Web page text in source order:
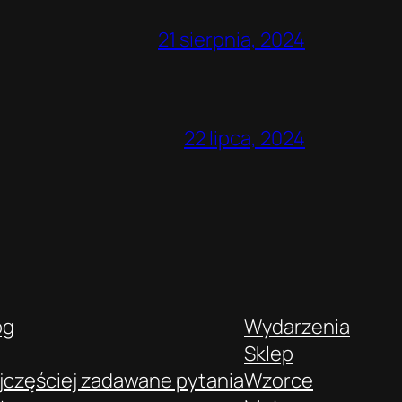
21 sierpnia, 2024
22 lipca, 2024
zadawane pytania
Wydarzenia
Sklep
Wzorce